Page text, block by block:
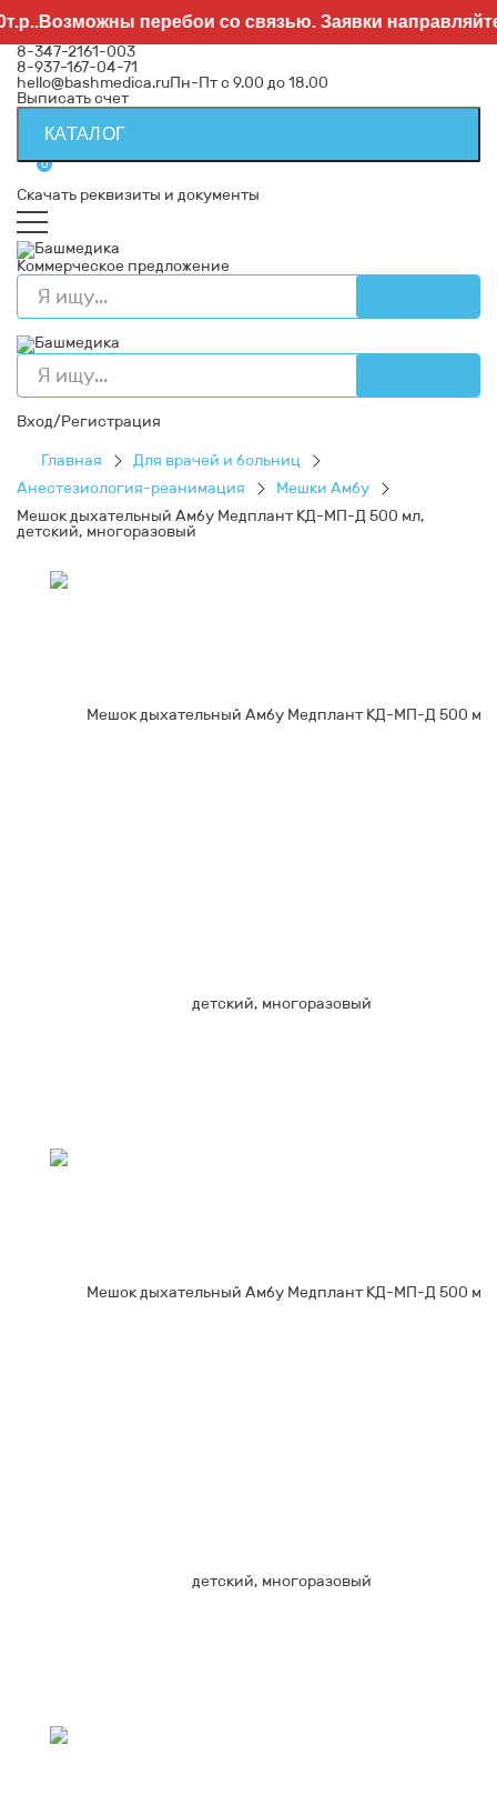
перебои со связью. Заявки направляйте на
8-347-2161-003
8-937-167-04-71
hello@bashmedica.ruПн-Пт с 9.00 до 18.00
Выписать счет
КАТАЛОГ
0
Скачать реквизиты и документы
Коммерческое предложение
Вход/Регистрация
Главная
Для врачей и больниц
Анестезиология-реанимация
Мешки Амбу
Мешок дыхательный Амбу Медплант КД-МП-Д 500 мл,
детский, многоразовый